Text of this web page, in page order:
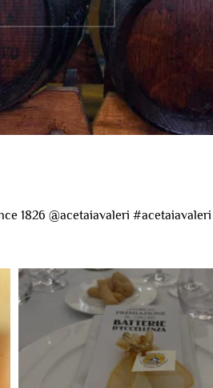
1826 @acetaiavaleri #acetaiavaleri